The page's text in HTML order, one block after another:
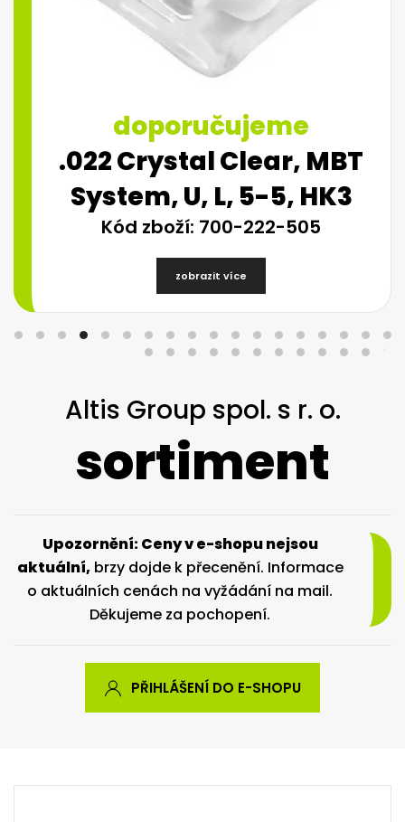
doporučujeme
.022 Crystal Clear, MBT
System, U, L, 5-5, HK3
Kód zboží: 700-222-505
zobrazit více
Altis Group spol. s r. o.
sortiment
Upozornění: Ceny v e-shopu nejsou
aktuální,brzy dojde k přecenění. Informace
o aktuálních cenách na vyžádání na mail.
Děkujeme za pochopení.
PŘIHLÁŠENÍ DO E-SHOPU